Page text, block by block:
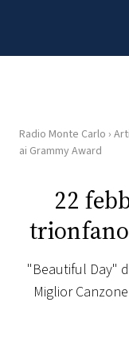
HOME
RADIO
WEB
PLAYLIST
Radio Monte Carlo ›
ai Grammy Award
22
"Beautiful Day"
Miglior